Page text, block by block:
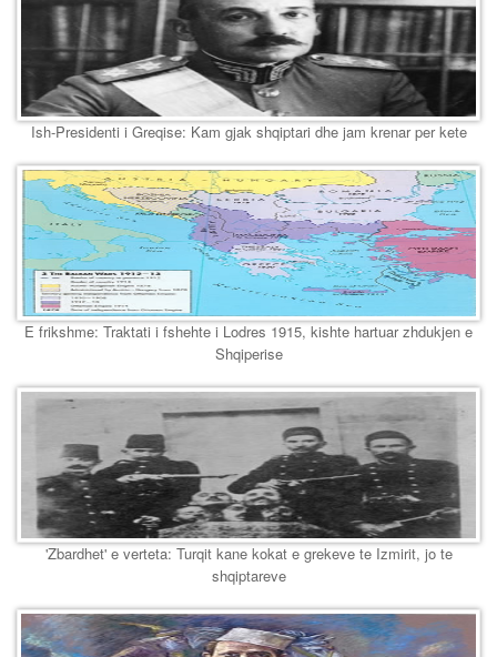
Ish-Presidenti i Greqise: Kam gjak shqiptari dhe jam krenar per kete
E frikshme: Traktati i fshehte i Lodres 1915, kishte hartuar zhdukjen e
Shqiperise
'Zbardhet' e verteta: Turqit kane kokat e grekeve te Izmirit, jo te
shqiptareve